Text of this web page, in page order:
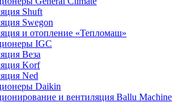
Shuft
Swegon
и отопление «Тепломаш»
IGC
Веза
Korf
Ned
Daikin
и вентиляция Ballu Machine